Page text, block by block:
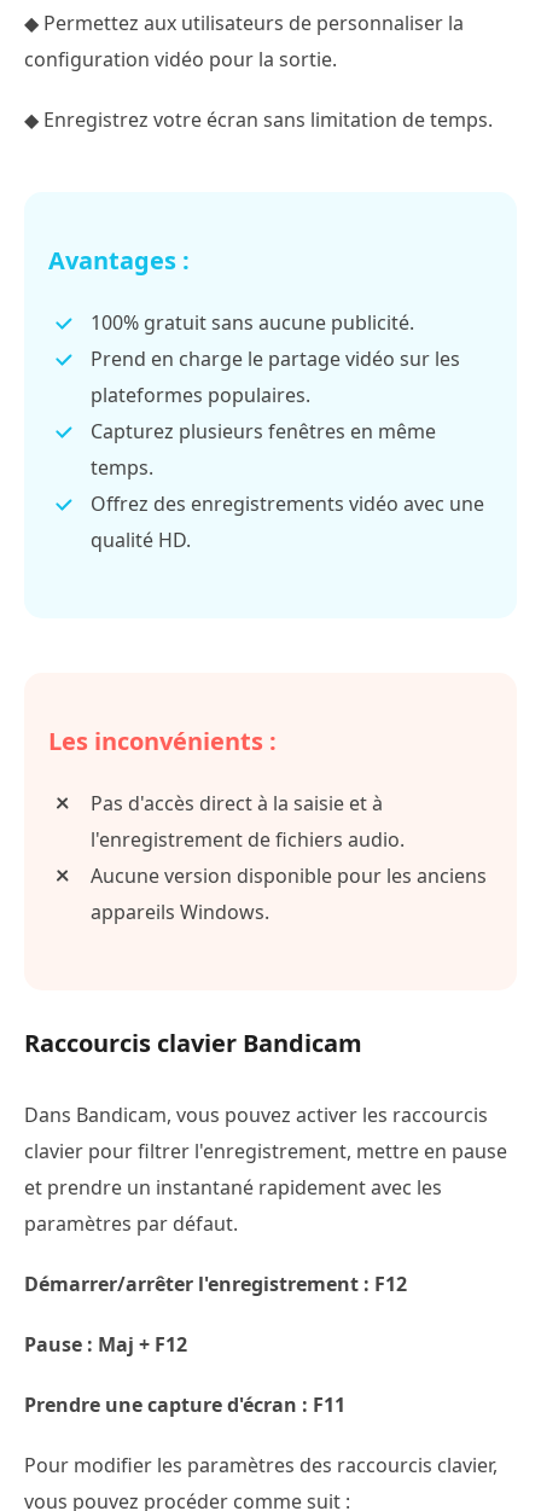
◆ Permettez aux utilisateurs de personnaliser la
configuration vidéo pour la sortie.
◆ Enregistrez votre écran sans limitation de temps.
Avantages :
100% gratuit sans aucune publicité.
Prend en charge le partage vidéo sur les
plateformes populaires.
Capturez plusieurs fenêtres en même
temps.
Offrez des enregistrements vidéo avec une
qualité HD.
Les inconvénients :
Pas d'accès direct à la saisie et à
l'enregistrement de fichiers audio.
Aucune version disponible pour les anciens
appareils Windows.
Raccourcis clavier Bandicam
Dans Bandicam, vous pouvez activer les raccourcis
clavier pour filtrer l'enregistrement, mettre en pause
et prendre un instantané rapidement avec les
paramètres par défaut.
Démarrer/arrêter l'enregistrement : F12
Pause : Maj + F12
Prendre une capture d'écran : F11
Pour modifier les paramètres des raccourcis clavier,
vous pouvez procéder comme suit :